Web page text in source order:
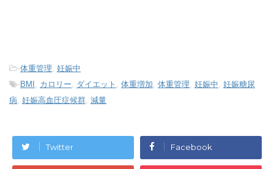
-体重管理 妊娠中
-BMI カロリー ダイエット 体重増加 体重管理 妊娠中 妊娠糖尿
病 妊娠高血圧症候群 減量
Twitter Facebook